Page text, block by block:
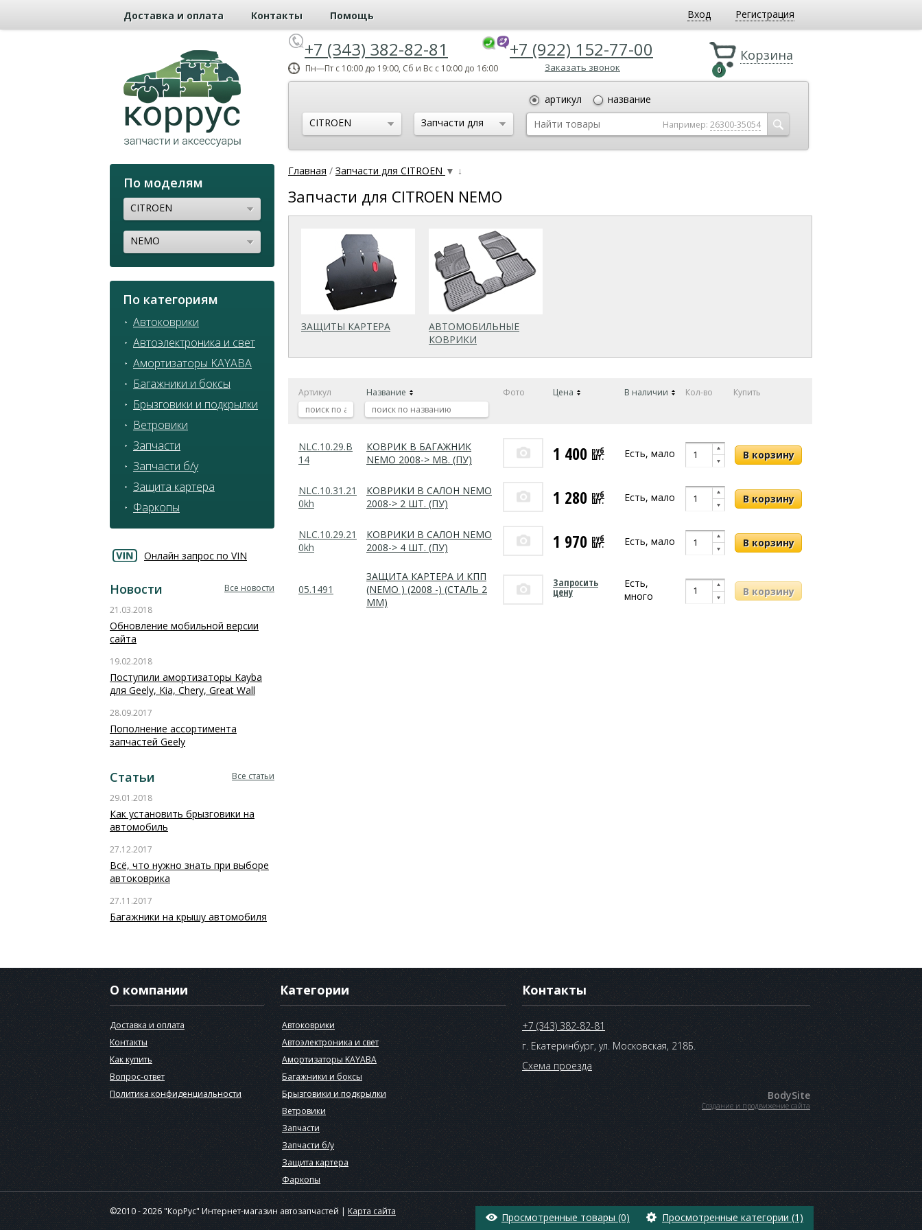
Доставка и оплата Контакты Помощь Вход Регистрация
Корзина
0
+7 (343) 382-82-81 +7 (922) 152-77-00
Пн—Пт с 10:00 до 19:00, Сб и Вс с 10:00 до 16:00 Заказать звонок
CITROEN
Запчасти для
CITROEN NEMO
артикул название
Например: 26300-35054
По моделям
CITROEN
NEMO
По категориям
Автоковрики
Автоэлектроника и свет
Амортизаторы KAYABA
Багажники и боксы
Брызговики и подкрылки
Ветровики
Запчасти
Запчасти б/у
Защита картера
Фаркопы
Онлайн запрос по VIN
Новости
Все новости
21.03.2018
Обновление мобильной версии
сайта
19.02.2018
Поступили амортизаторы Kayba
для Geely, Kia, Chery, Great Wall
28.09.2017
Пополнение ассортимента
запчастей Geely
Статьи
Все статьи
29.01.2018
Как установить брызговики на
автомобиль
27.12.2017
Всё, что нужно знать при выборе
автоковрика
27.11.2017
Багажники на крышу автомобиля
Главная / Запчасти для CITROEN ▼ ↓
Запчасти для CITROEN NEMO
ЗАЩИТЫ КАРТЕРА
АВТОМОБИЛЬНЫЕ
КОВРИКИ
Артикул Название Фото Цена В наличии Кол-во Купить
NLC.10.29.B
14
КОВРИК В БАГАЖНИК
NEMO 2008-> МВ. (ПУ)
1 400 руб
шт. Есть, мало
NLC.10.31.21
0kh
КОВРИКИ В САЛОН NEMO
2008-> 2 ШТ. (ПУ)
1 280 руб
шт. Есть, мало
NLC.10.29.21
0kh
КОВРИКИ В САЛОН NEMO
2008-> 4 ШТ. (ПУ)
1 970 руб
шт. Есть, мало
05.1491
ЗАЩИТА КАРТЕРА И КПП
(NEMO ) (2008 -) (СТАЛЬ 2
ММ)
Запросить
цену
Есть,
много
О компании
Доставка и оплата
Контакты
Как купить
Вопрос-ответ
Политика конфиденциальности
Категории
Автоковрики
Автоэлектроника и свет
Амортизаторы KAYABA
Багажники и боксы
Брызговики и подкрылки
Ветровики
Запчасти
Запчасти б/у
Защита картера
Фаркопы
Контакты
+7 (343) 382-82-81
г. Екатеринбург, ул. Московская, 218Б.
Схема проезда
BodySite
Создание и продвижение сайта
©2010 - 2026 "КорРус" Интернет-магазин автозапчастей | Карта сайта Просмотренные товары (0) Просмотренные категории (1)